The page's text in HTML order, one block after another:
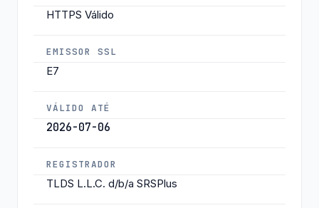
HTTPS Válido
EMISSOR SSL
E7
VÁLIDO ATÉ
2026-07-06
REGISTRADOR
TLDS L.L.C. d/b/a SRSPlus